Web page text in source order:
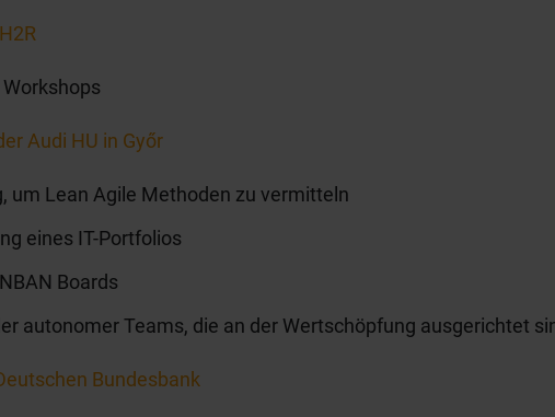
Audi HU in Győr
um Lean Agile Methoden zu vermitteln
eines IT-Portfolios
Boards
autonomer Teams, die an der Wertschöpfung ausgerichtet
Bundesbank